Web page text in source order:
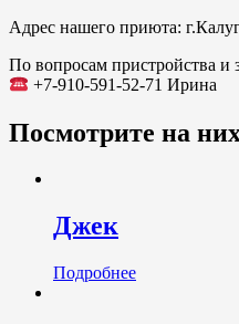
Адрес нашего приюта:
По вопросам пристройства и
+7-910-591-52-71 Ирина
Посмотрите на
Джек
Подробнее